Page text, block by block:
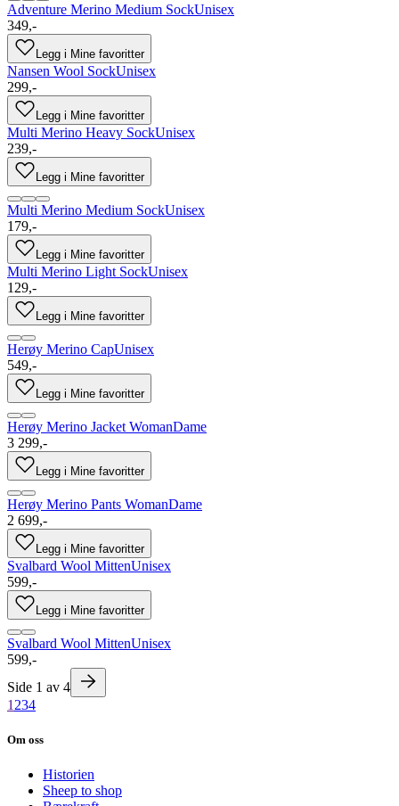
Adventure Merino Medium SockUnisex
349,-
Legg i Mine favoritter
Nansen Wool SockUnisex
299,-
Legg i Mine favoritter
Multi Merino Heavy SockUnisex
239,-
Legg i Mine favoritter
Multi Merino Medium SockUnisex
179,-
Legg i Mine favoritter
Multi Merino Light SockUnisex
129,-
Legg i Mine favoritter
Herøy Merino CapUnisex
549,-
Legg i Mine favoritter
Herøy Merino Jacket WomanDame
3 299,-
Legg i Mine favoritter
Herøy Merino Pants WomanDame
2 699,-
Legg i Mine favoritter
Svalbard Wool MittenUnisex
599,-
Legg i Mine favoritter
Svalbard Wool MittenUnisex
599,-
Side 1 av 4
1 234
Om oss
Historien
Sheep to shop